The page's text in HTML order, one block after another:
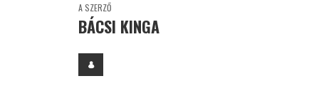
A SZERZŐ
BÁCSI KINGA